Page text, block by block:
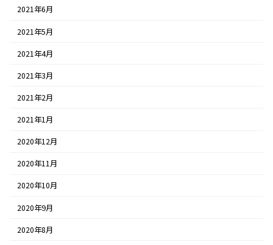
2021年6月
2021年5月
2021年4月
2021年3月
2021年2月
2021年1月
2020年12月
2020年11月
2020年10月
2020年9月
2020年8月